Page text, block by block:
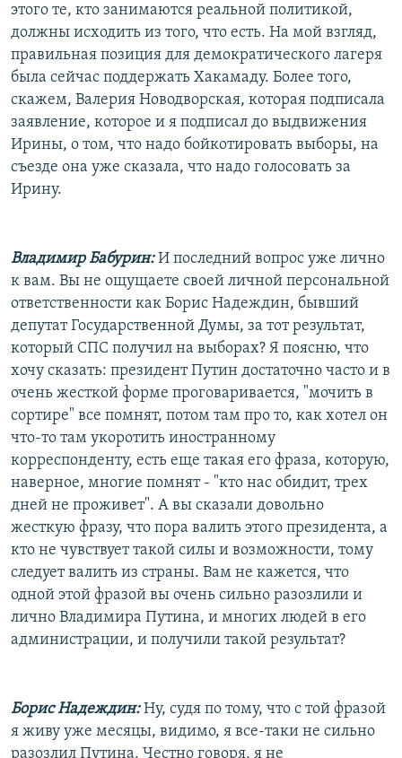
этого те, кто занимаются реальной политикой,
должны исходить из того, что есть. На мой взгляд,
правильная позиция для демократического лагеря
была сейчас поддержать Хакамаду. Более того,
скажем, Валерия Новодворская, которая подписала
заявление, которое и я подписал до выдвижения
Ирины, о том, что надо бойкотировать выборы, на
съезде она уже сказала, что надо голосовать за
Ирину.
Владимир Бабурин:И последний вопрос уже лично
к вам. Вы не ощущаете своей личной персональной
ответственности как Борис Надеждин, бывший
депутат Государственной Думы, за тот результат,
который СПС получил на выборах? Я поясню, что
хочу сказать: президент Путин достаточно часто и в
очень жесткой форме проговаривается, "мочить в
сортире" все помнят, потом там про то, как хотел он
что-то там укоротить иностранному
корреспонденту, есть еще такая его фраза, которую,
наверное, многие помнят - "кто нас обидит, трех
дней не проживет". А вы сказали довольно
жесткую фразу, что пора валить этого президента, а
кто не чувствует такой силы и возможности, тому
следует валить из страны. Вам не кажется, что
одной этой фразой вы очень сильно разозлили и
лично Владимира Путина, и многих людей в его
администрации, и получили такой результат?
Борис Надеждин:Ну, судя по тому, что с той фразой
я живу уже месяцы, видимо, я все-таки не сильно
разозлил Путина. Честно говоря, я не